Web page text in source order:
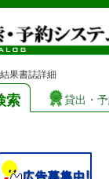
果書誌詳細
索 貸出・